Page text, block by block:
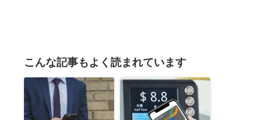
こんな記事もよく読まれています